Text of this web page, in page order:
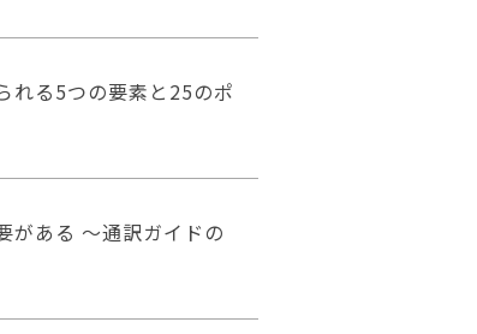
れる5つの要素と25のポ
がある ～通訳ガイドの